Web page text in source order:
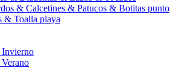
& Calcetines & Patucos & Botitas punto
& Toalla playa
Invierno